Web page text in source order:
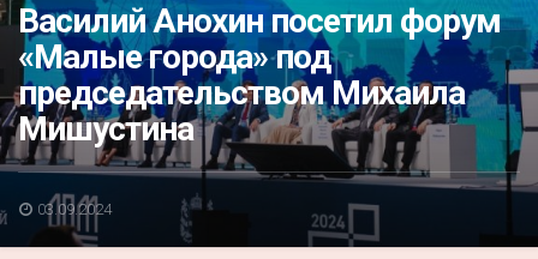
Акция
К 70-летию районного Дома культуры
Конкурс
Люди родного края
Национальные проекты
Память
Василий Анохин посетил форум
«Малые города» под
председательством Михаила
Мишустина
03.09.2024